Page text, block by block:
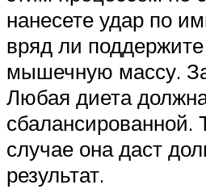
нанесете удар по
вряд ли
мышечную массу.
Любая диета
сбалансированной.
случае она даст
результат.